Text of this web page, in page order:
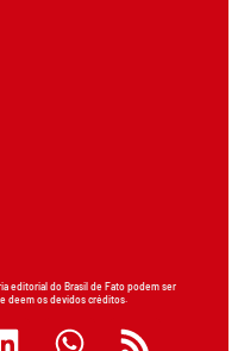
editorial do Brasil de Fato podem ser
deem os devidos créditos.